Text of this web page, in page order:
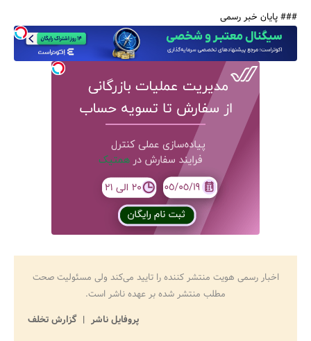
### پایان خبر رسمی
اخبار رسمی هویت منتشر کننده را تایید می‌کند ولی مسئولیت صحت
مطلب منتشر شده بر عهده ناشر است.
پروفایل ناشر
گزارش تخلف